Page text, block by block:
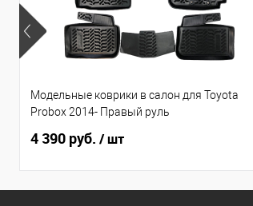
Модельные коврики в салон для Toyota
Probox 2014- Правый руль
4 390 руб. / шт